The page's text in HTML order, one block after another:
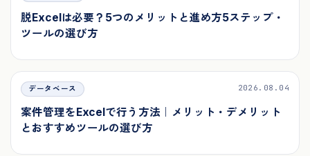
脱Excelは必要？5つのメリットと進め方5ステップ・
ツールの選び方
データベース 2026.08.04
案件管理をExcelで行う方法｜メリット・デメリット
とおすすめツールの選び方